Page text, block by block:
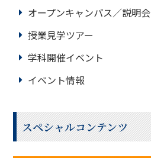
オープンキャンパス／説明会
授業見学ツアー
学科開催イベント
イベント情報
スペシャルコンテンツ